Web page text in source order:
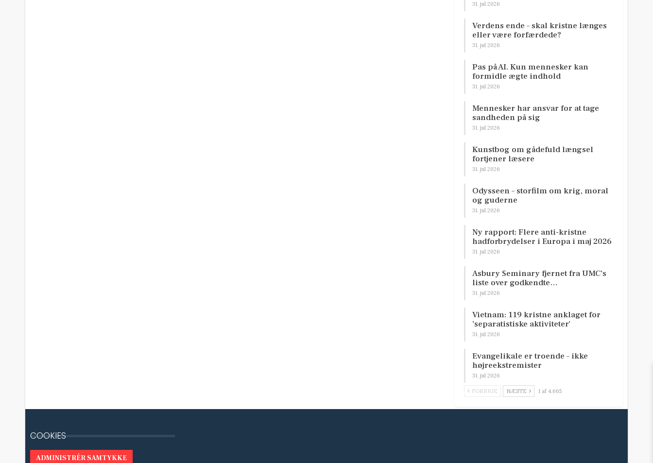
31. jul 2026
Verdens ende – skal kristne længes
eller være forfærdede?
31. jul 2026
Pas på AI. Kun mennesker kan
formidle ægte indhold
31. jul 2026
Mennesker har ansvar for at tage
sandheden på sig
31. jul 2026
Kunstbog om gådefuld længsel
fortjener læsere
31. jul 2026
Odysseen – storfilm om krig, moral
og guderne
31. jul 2026
Ny rapport: Flere anti-kristne
hadforbrydelser i Europa i maj 2026
31. jul 2026
Asbury Seminary fjernet fra UMC’s
liste over godkendte…
31. jul 2026
Vietnam: 119 kristne anklaget for
’separatistiske aktiviteter’
31. jul 2026
Evangelikale er troende – ikke
højreekstremister
31. jul 2026
FORRIGE NÆSTE 1 af 4.665
COOKIES
ADMINISTRÉR SAMTYKKE